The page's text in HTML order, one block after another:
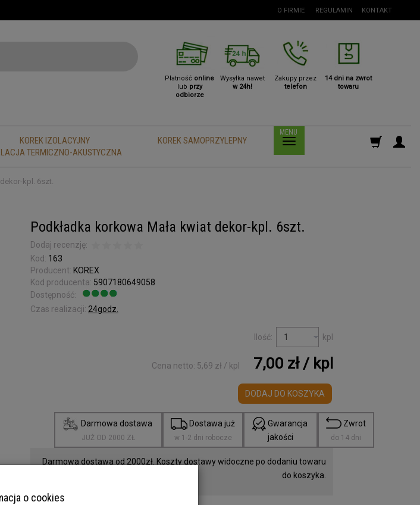
O FIRMIE REGULAMIN KONTAKT
Płatność online
lub przy
odbiorze
Wysyłka nawet
w 24h!
Zakupy przez
telefon
14 dni na zwrot
towaru
KOREK IZOLACYJNY
TERMICZNO-AKUSTYCZNA
KOREK SAMOPRZYLEPNY
kpl. 6szt.
Podkładka korkowa Mała kwiat dekor-kpl. 6szt.
Dodaj recenzję:
Kod: 163
Producent: KOREX
Kod producenta: 5907180649058
Dostępność:
Czas realizacji: 24godz.
Ilość: kpl
Cena netto: 5,69 zł / kpl 7,00 zł/ kpl
DODAJ DO KOSZYKA
Darmowa dostawa
JUŻ OD 2000 ZŁ
Dostawa już
w 1-2 dni robocze
Gwarancja
jakości
Zwrot
do 14 dni
Darmowa dostawa od 2000zł. Koszty dostawy widoczne po dodaniu towaru
do koszyka.
o cookies